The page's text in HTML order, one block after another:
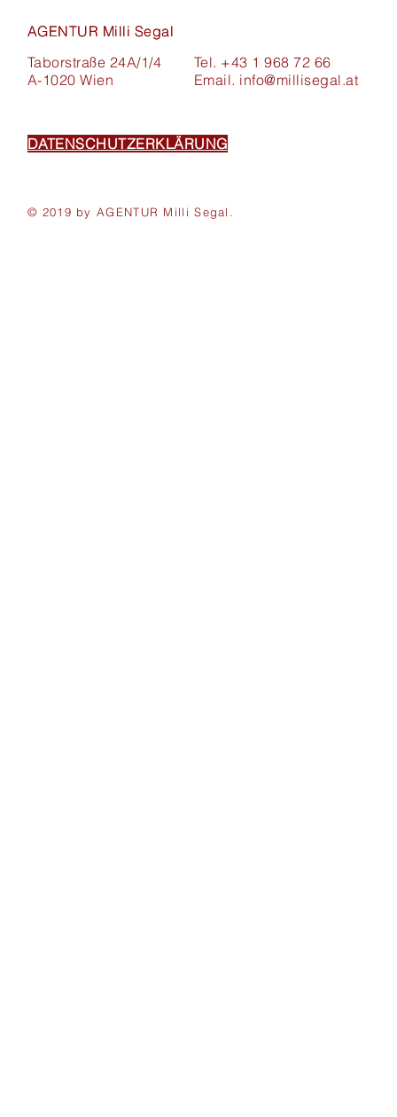
AGENTUR Milli Segal
AGENTUR Milli Segal
Taborstraße 24A/1/4
A-1020 Wien
Tel. +43 1 968 72 66
Email. info@millisegal.at
DATENSCHUTZERKLÄRUNG
© 2019 by AGENTUR Milli Segal.